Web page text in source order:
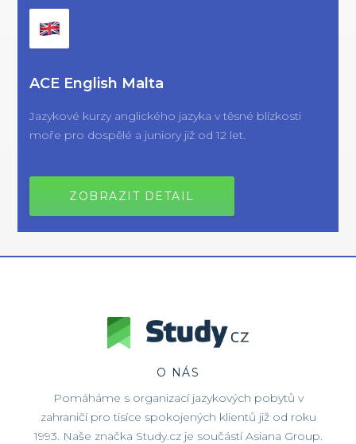
ACE English Malta
Jazykové kurzy anglického jazyka v těsné blízkosti
moře pro dospělé a juniory již od 12 let.
ZOBRAZIT DETAIL
O NÁS
Pomáháme s organizací jazykových pobytů v
zahraničí pro tisíce spokojených klientů již od roku
1993. Naše značka Study.cz je součástí Asiana Group.